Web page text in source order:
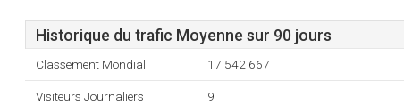
Historique du trafic Moyenne sur 90 jours
Classement Mondial 17 542 667
Visiteurs Journaliers 9